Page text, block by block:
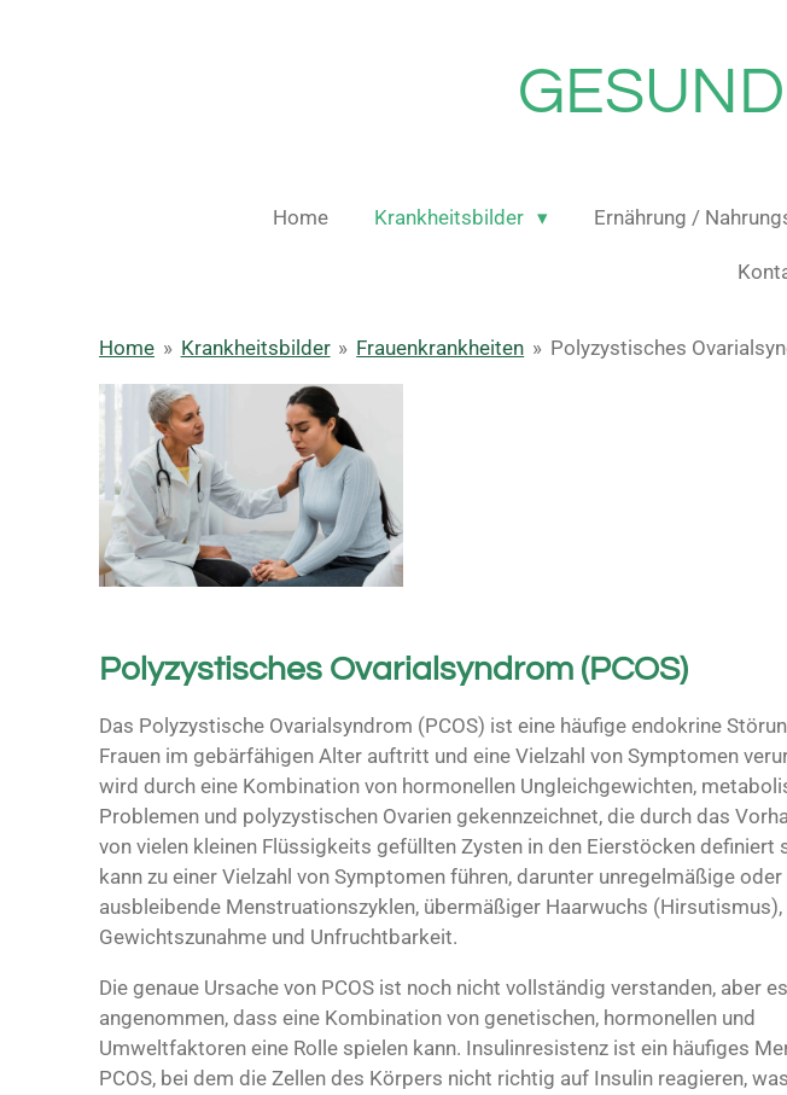
Home Krankheitsbilder Ernährung /
Home » Krankheitsbilder » Frauenkrankheiten » Polyzystisches
Polyzystisches Ovarialsyndrom (PCOS)
Das Polyzystische Ovarialsyndrom (PCOS) ist eine häufige endokrine
Frauen im gebärfähigen Alter auftritt und eine Vielzahl von Symptomen
wird durch eine Kombination von hormonellen Ungleichgewichten,
Problemen und polyzystischen Ovarien gekennzeichnet, die durch das
von vielen kleinen Flüssigkeits gefüllten Zysten in den Eierstöcken definiert
kann zu einer Vielzahl von Symptomen führen, darunter unregelmäßige oder
ausbleibende Menstruationszyklen, übermäßiger Haarwuchs (Hirsutismus),
Gewichtszunahme und Unfruchtbarkeit.
Die genaue Ursache von PCOS ist noch nicht vollständig verstanden, aber
angenommen, dass eine Kombination von genetischen, hormonellen und
Umweltfaktoren eine Rolle spielen kann. Insulinresistenz ist ein häufiges
PCOS, bei dem die Zellen des Körpers nicht richtig auf Insulin reagieren,